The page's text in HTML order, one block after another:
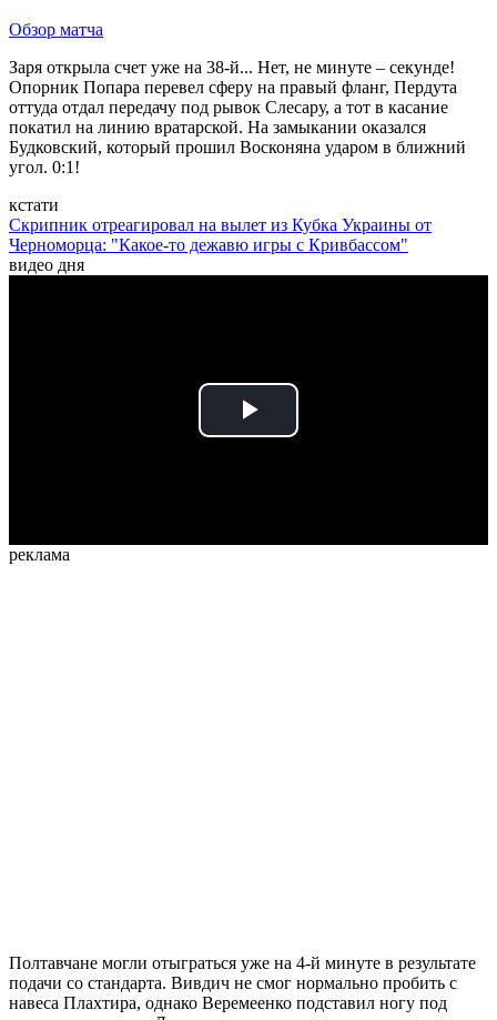
Обзор матча
Заря открыла счет уже на 38-й... Нет, не минуте – секунде!
Опорник Попара перевел сферу на правый фланг, Пердута
оттуда отдал передачу под рывок Слесару, а тот в касание
покатил на линию вратарской. На замыкании оказался
Будковский, который прошил Восконяна ударом в ближний
угол. 0:1!
кстати
Скрипник отреагировал на вылет из Кубка Украины от
Черноморца: "Какое-то дежавю игры с Кривбассом"
видео дня
Play
реклама
Полтавчане могли отыграться уже на 4-й минуте в результате
подачи со стандарта. Вивдич не смог нормально пробить с
навеса Плахтира, однако Веремеенко подставил ногу под